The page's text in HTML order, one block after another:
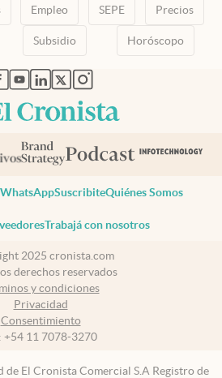
Empleo SEPE Precios
Subsidio Horóscopo
abre en nueva pestaña
abre en nueva pestaña
abre en nueva pestaña
abre en nueva pestaña
abre en nueva pestaña
WhatsAppSuscribiteQuiénes Somos
Trabajá con nosotros
2025 cronista.com
derechos reservados
y condiciones
Privacidad
Consentimiento
+54 11 7078-3270
de El Cronista Comercial S.A Registro de